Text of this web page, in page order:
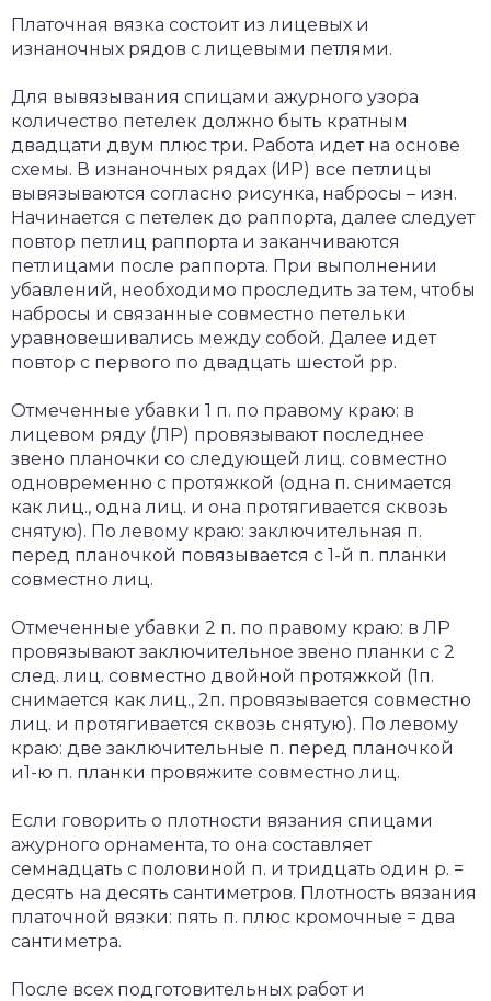
Платочная вязка состоит из лицевых и
изнаночных рядов с лицевыми петлями.
Для вывязывания спицами ажурного узора
количество петелек должно быть кратным
двадцати двум плюс три. Работа идет на основе
схемы. В изнаночных рядах (ИР) все петлицы
вывязываются согласно рисунка, набросы – изн.
Начинается с петелек до раппорта, далее следует
повтор петлиц раппорта и заканчиваются
петлицами после раппорта. При выполнении
убавлений, необходимо проследить за тем, чтобы
набросы и связанные совместно петельки
уравновешивались между собой. Далее идет
повтор с первого по двадцать шестой рр.
Отмеченные убавки 1 п. по правому краю: в
лицевом ряду (ЛР) провязывают последнее
звено планочки со следующей лиц. совместно
одновременно с протяжкой (одна п. снимается
как лиц., одна лиц. и она протягивается сквозь
снятую). По левому краю: заключительная п.
перед планочкой повязывается с 1-й п. планки
совместно лиц.
Отмеченные убавки 2 п. по правому краю: в ЛР
провязывают заключительное звено планки с 2
след. лиц. совместно двойной протяжкой (1п.
снимается как лиц., 2п. провязывается совместно
лиц. и протягивается сквозь снятую). По левому
краю: две заключительные п. перед планочкой
и1-ю п. планки провяжите совместно лиц.
Если говорить о плотности вязания спицами
ажурного орнамента, то она составляет
семнадцать с половиной п. и тридцать один р. =
десять на десять сантиметров. Плотность вязания
платочной вязки: пять п. плюс кромочные = два
сантиметра.
После всех подготовительных работ и